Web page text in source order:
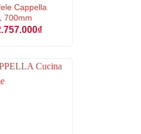
Cappella
700mm
₫Giá
2.757.000₫.